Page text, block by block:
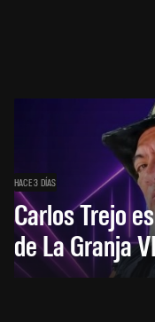
HACE 3 DÍAS
Carlos Trejo
de La Granja